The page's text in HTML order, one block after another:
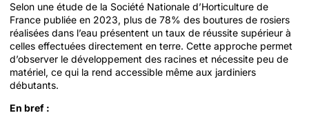
Selon une étude de la Société Nationale d’Horticulture de
France publiée en 2023, plus de 78% des boutures de rosiers
réalisées dans l’eau présentent un taux de réussite supérieur à
celles effectuées directement en terre. Cette approche permet
d’observer le développement des racines et nécessite peu de
matériel, ce qui la rend accessible même aux jardiniers
débutants.
En bref :